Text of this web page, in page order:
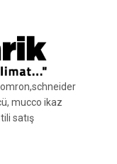
mucco ikaz
satış